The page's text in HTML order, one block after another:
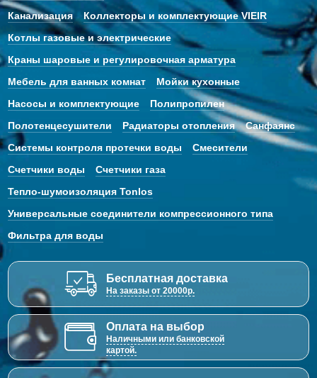
Канализация
Коллекторы и комплектующие VIEIR
Котлы газовые и электрические
Краны шаровые и регулировочная арматура
Мебель для ванных комнат
Мойки кухонные
Насосы и комплектующие
Полипропилен
Полотенцесушители
Радиаторы отопления
Санфаянс
Системы контроля протечки воды
Смесители
Счетчики воды
Счетчики газа
Тепло-шумоизоляция Tonlos
Универсальные соединители компрессионного типа
Фильтра для воды
Бесплатная доставка
На заказы от 20000р.
Оплата на выбор
Наличными или банковской
картой.